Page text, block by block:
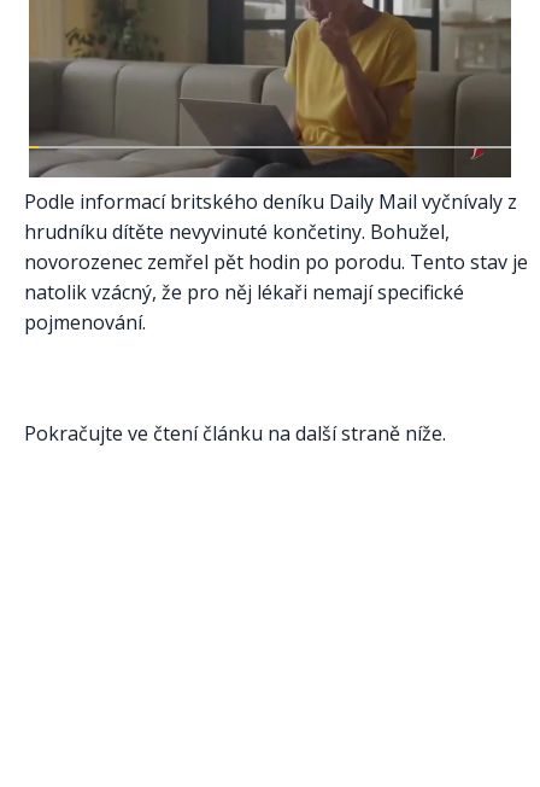
Podle informací britského deníku Daily Mail vyčnívaly z
hrudníku dítěte nevyvinuté končetiny. Bohužel,
novorozenec zemřel pět hodin po porodu. Tento stav je
natolik vzácný, že pro něj lékaři nemají specifické
pojmenování.
Pokračujte ve čtení článku na další straně níže.